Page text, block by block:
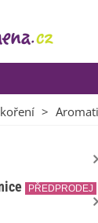
>
PŘEDPRODEJ